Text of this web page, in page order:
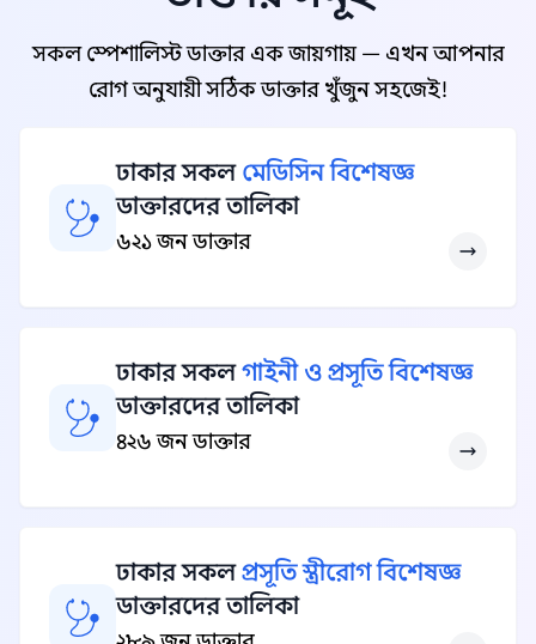
সকল স্পেশালিস্ট ডাক্তার এক জায়গায় — এখন আপনার
রোগ অনুযায়ী সঠিক ডাক্তার খুঁজুন সহজেই!
ঢাকার সকল মেডিসিন বিশেষজ্ঞ
ডাক্তারদের তালিকা
৬২১ জন ডাক্তার
ঢাকার সকলগাইনী ও প্রসূতি বিশেষজ্ঞ
ডাক্তারদের তালিকা
৪২৬ জন ডাক্তার
ঢাকার সকলপ্রসূতি স্ত্রীরোগ বিশেষজ্ঞ
ডাক্তারদের তালিকা